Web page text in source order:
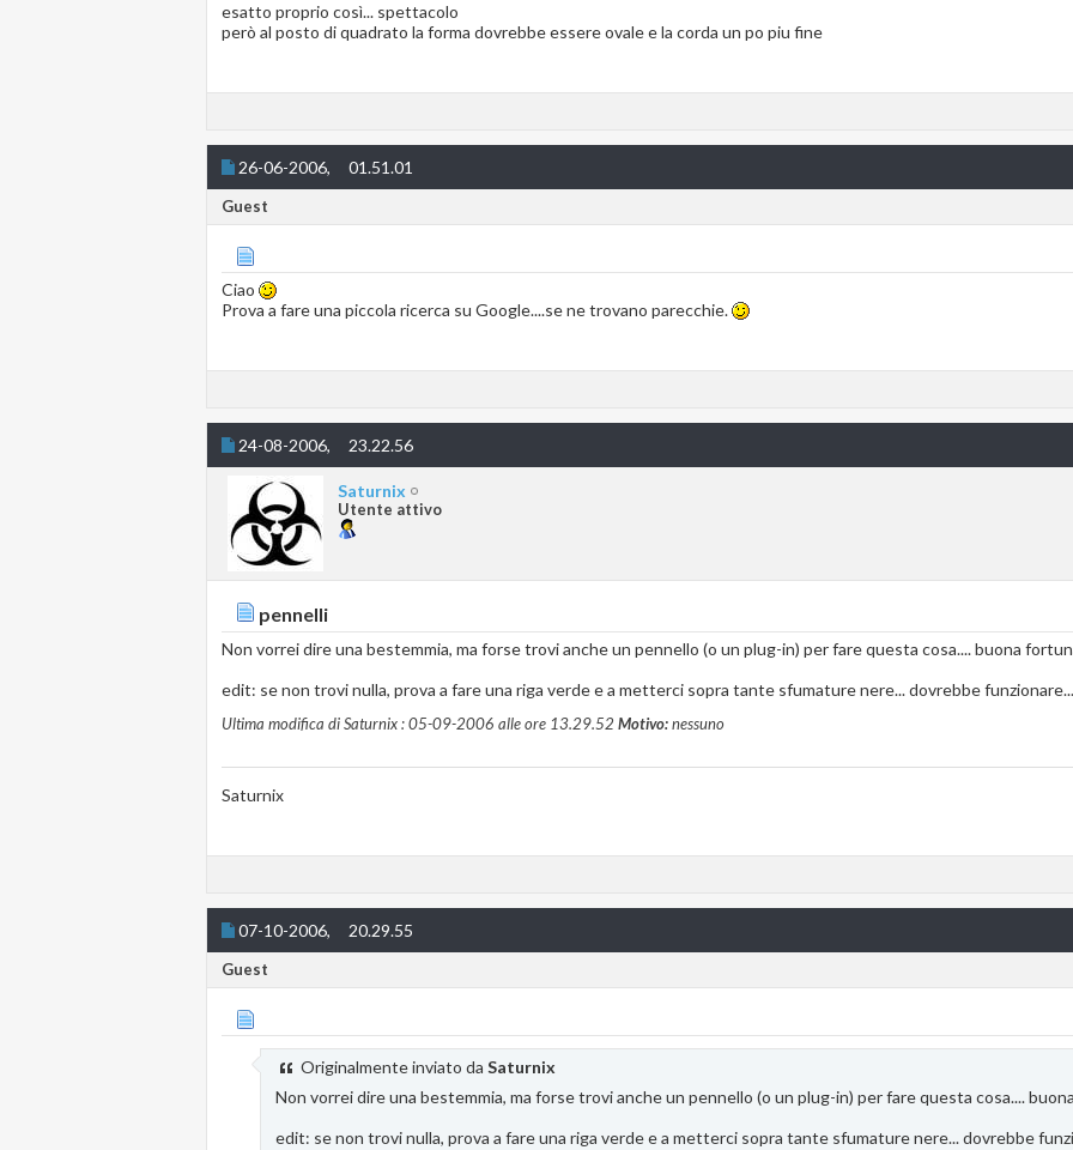
esatto proprio così... spettacolo
però al posto di quadrato la forma dovrebbe essere ovale e la corda un po piu fine
26-06-2006, 01.51.01
Guest
Ciao
Prova a fare una piccola ricerca su Google....se ne trovano parecchie.
24-08-2006, 23.22.56
Saturnix
Utente attivo
pennelli
Non vorrei dire una bestemmia, ma forse trovi anche un pennello (o un plug-in) per fare questa cosa.... buona
edit: se non trovi nulla, prova a fare una riga verde e a metterci sopra tante sfumature nere... dovrebbe funzionare...
Ultima modifica di Saturnix : 05-09-2006 alle ore 13.29.52 Motivo:nessuno
Saturnix
07-10-2006, 20.29.55
Guest
Originalmente inviato da Saturnix
Non vorrei dire una bestemmia, ma forse trovi anche un pennello (o un plug-in) per fare questa cosa....
edit: se non trovi nulla, prova a fare una riga verde e a metterci sopra tante sfumature nere... dovrebbe